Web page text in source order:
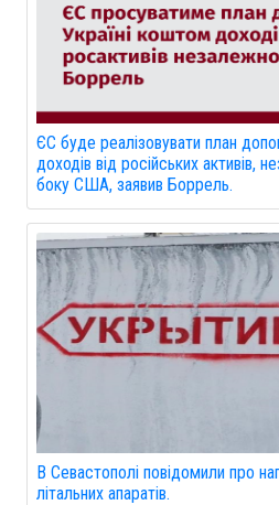
ЄС буде реалізовувати план
доходів від російських активів,
боку США, заявив Боррель.
В Севастополі повідомили про
літальних апаратів.